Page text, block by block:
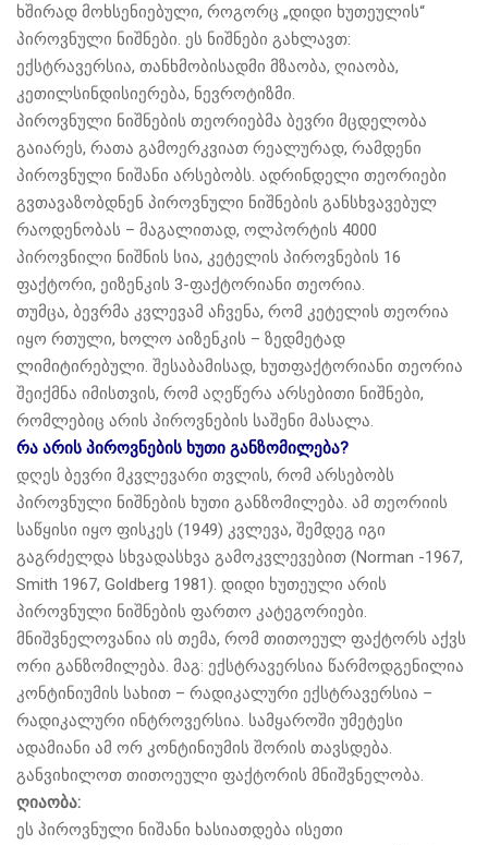
ხშირად მოხსენიებული, როგორც „დიდი ხუთეულის“
პიროვნული ნიშნები. ეს ნიშნები გახლავთ:
ექსტრავერსია, თანხმობისადმი მზაობა, ღიაობა,
კეთილსინდისიერება, ნევროტიზმი.
პიროვნული ნიშნების თეორიებმა ბევრი მცდელობა
გაიარეს, რათა გამოერკვიათ რეალურად, რამდენი
პიროვნული ნიშანი არსებობს. ადრინდელი თეორიები
გვთავაზობდნენ პიროვნული ნიშნების განსხვავებულ
რაოდენობას – მაგალითად, ოლპორტის 4000
პიროვნილი ნიშნის სია, კეტელის პიროვნების 16
ფაქტორი, ეიზენკის 3-ფაქტორიანი თეორია.
თუმცა, ბევრმა კვლევამ აჩვენა, რომ კეტელის თეორია
იყო რთული, ხოლო აიზენკის – ზედმეტად
ლიმიტირებული. შესაბამისად, ხუთფაქტორიანი თეორია
შეიქმნა იმისთვის, რომ აღეწერა არსებითი ნიშნები,
რომლებიც არის პიროვნების საშენი მასალა.
რა არის პიროვნების ხუთი განზომილება?
დღეს ბევრი მკვლევარი თვლის, რომ არსებობს
პიროვნული ნიშნების ხუთი განზომილება. ამ თეორიის
საწყისი იყო ფისკეს (1949) კვლევა, შემდეგ იგი
გაგრძელდა სხვადასხვა გამოკვლევებით (Norman -1967,
Smith 1967, Goldberg 1981). დიდი ხუთეული არის
პიროვნული ნიშნების ფართო კატეგორიები.
მნიშვნელოვანია ის თემა, რომ თითოეულ ფაქტორს აქვს
ორი განზომილება. მაგ: ექსტრავერსია წარმოდგენილია
კონტინიუმის სახით – რადიკალური ექსტრავერსია –
რადიკალური ინტროვერსია. სამყაროში უმეტესი
ადამიანი ამ ორ კონტინიუმის შორის თავსდება.
განვიხილოთ თითოეული ფაქტორის მნიშვნელობა.
ღიაობა:
ეს პიროვნული ნიშანი ხასიათდება ისეთი